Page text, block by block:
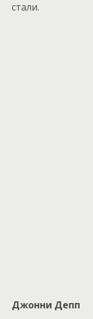
стали.
Джонни Депп